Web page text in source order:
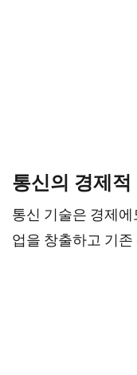
통신의 경제적
통신 기술은 경제
업을 창출하고 기